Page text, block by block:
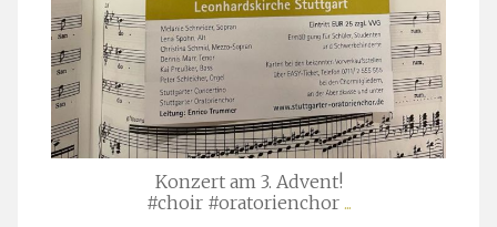
Konzert am 3. Advent!
#choir #oratorienchor ...